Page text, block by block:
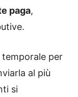
paga,
temporale per
al più
si